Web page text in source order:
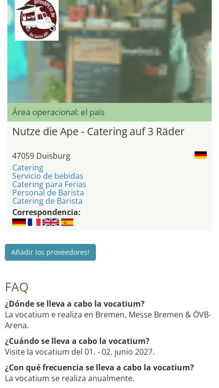
Área operacional: el país
Nutze die Ape - Catering auf 3 Räder
47059 Duisburg
Catering
Servicio de bebidas
Catering para Ferias
Personal de Barista
Catering de Barista
Correspondencia:
Añadir los proveedores!
FAQ
¿Dónde se lleva a cabo la vocatium?
La vocatium e realiza en Bremen, Messe Bremen & ÖVB-
Arena.
¿Cuándo se lleva a cabo la vocatium?
Visite la vocatium del 01. - 02. junio 2027.
¿Con qué frecuencia se lleva a cabo la vocatium?
La vocatium se realiza anualmente.